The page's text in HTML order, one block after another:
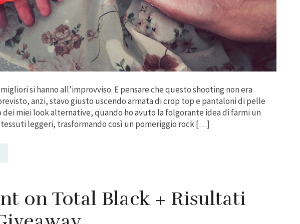
si hanno all’improvviso. E pensare che questo shooting non era
anzi, stavo giusto uscendo armata di crop top e pantaloni di pelle
dei miei look alternative, quando ho avuto la folgorante idea di farmi un
leggeri, trasformando così un pomeriggio rock […]
on Total Black + Risultati